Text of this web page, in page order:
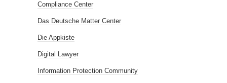
Compliance Center
Das Deutsche Matter Center
Die Appkiste
Digital Lawyer
Information Protection Community